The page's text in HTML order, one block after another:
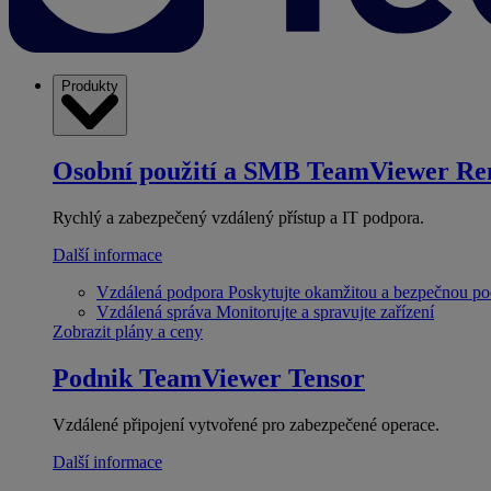
Produkty
Osobní použití a SMB TeamViewer
Rychlý a zabezpečený vzdálený přístup a IT podpora.
Další informace
Vzdálená podpora Poskytujte okamžitou a bezpečnou
Vzdálená správa Monitorujte a spravujte zařízení
Zobrazit plány a ceny
Podnik TeamViewer Tensor
Vzdálené připojení vytvořené pro zabezpečené operace.
Další informace